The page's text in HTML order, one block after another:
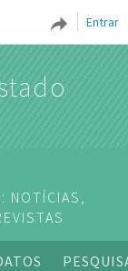
Entrar
NOTÍCIAS,